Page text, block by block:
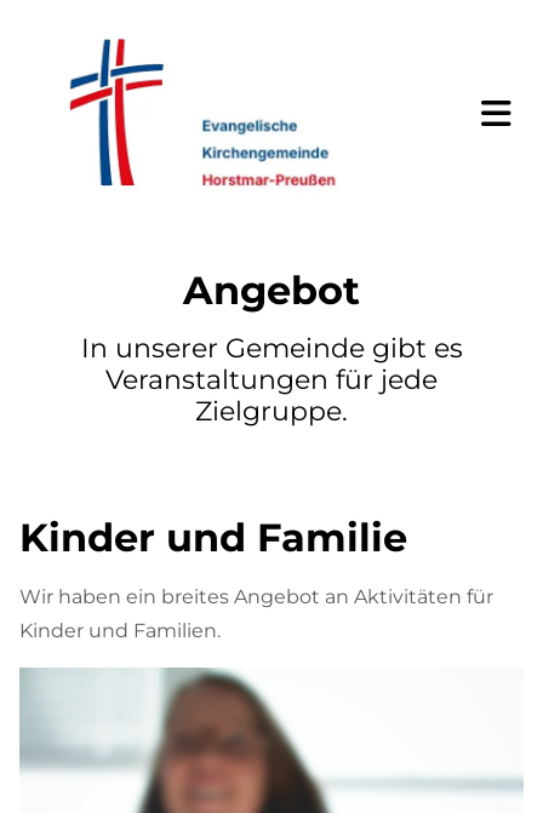
Angebot
In unserer Gemeinde gibt es
Veranstaltungen für jede
Zielgruppe.
Kinder und Familie
Wir haben ein breites Angebot an Aktivitäten für
Kinder und Familien.